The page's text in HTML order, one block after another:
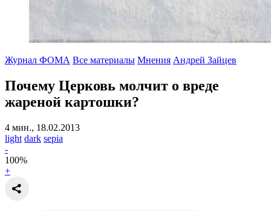
Журнал ФОМА Все материалы Мнения Андрей Зайцев
Почему Церковь молчит о вреде
жареной картошки?
4 мин., 18.02.2013
light dark sepia
-
100%
+